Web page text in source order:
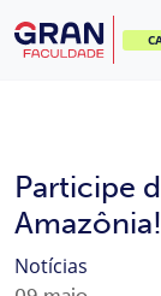
Participe
Amazônia!
Notícias